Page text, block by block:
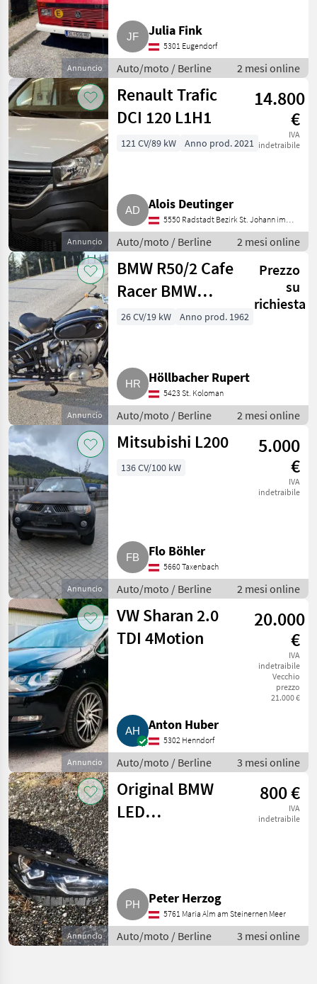
Annuncio
Julia Fink
5301 Eugendorf
Auto/moto / Berline 2 mesi online
Annuncio
Renault Trafic
DCI 120 L1H1
14.800
€
IVA
indetraibile
121 CV/89 kW Anno prod. 2021
Alois Deutinger
5550 Radstadt Bezirk St. Johann im
Pongau
Auto/moto / Berline 2 mesi online
Annuncio
BMW R50/2 Cafe
Racer BMW
R50/2
Prezzo
su
richiesta
26 CV/19 kW Anno prod. 1962
Höllbacher Rupert
5423 St. Koloman
Auto/moto / Berline 2 mesi online
Annuncio
Mitsubishi L200
5.000
€
IVA
indetraibile
136 CV/100 kW
Flo Böhler
5660 Taxenbach
Auto/moto / Berline 2 mesi online
Annuncio
VW Sharan 2.0
TDI 4Motion
20.000
€
IVA
indetraibile
Vecchio
prezzo
21.000 €
Anton Huber
5302 Henndorf
Auto/moto / Berline 3 mesi online
Annuncio
Original BMW
LED
800 €
IVA
indetraibile
Peter Herzog
5761 Maria Alm am Steinernen Meer
Auto/moto / Berline 3 mesi online